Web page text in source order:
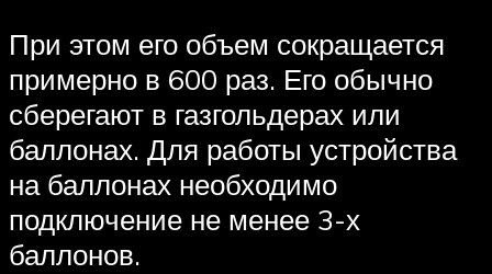
При этом его объем сокращается
примерно в 600 раз. Его обычно
сберегают в газгольдерах или
баллонах. Для работы устройства
на баллонах необходимо
подключение не менее 3-х
баллонов.